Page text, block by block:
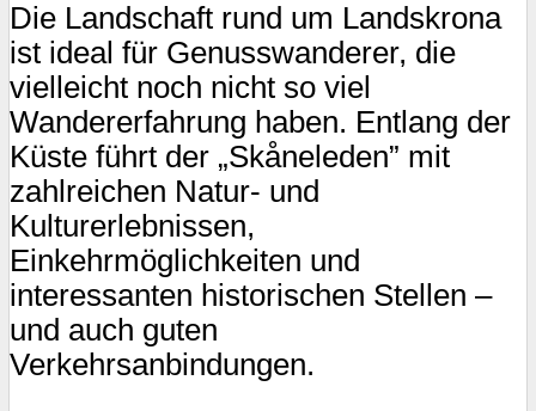
Skåneleden
auf
Ven
und
Dänemark
Die Landschaft rund um Landskrona
ist ideal für Genusswanderer, die
vielleicht noch nicht so viel
Wandererfahrung haben. Entlang der
Küste führt der „Skåneleden” mit
zahlreichen Natur- und
Kulturerlebnissen,
Einkehrmöglichkeiten und
interessanten historischen Stellen –
und auch guten
Verkehrsanbindungen.